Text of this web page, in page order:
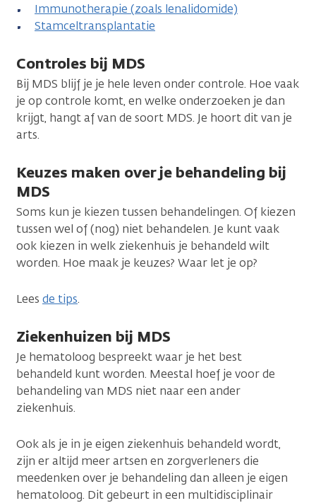
Immunotherapie (zoals lenalidomide)
Stamceltransplantatie
Controles bij MDS
Bij MDS blijf je je hele leven onder controle. Hoe vaak
je op controle komt, en welke onderzoeken je dan
krijgt, hangt af van de soort MDS. Je hoort dit van je
arts.
Keuzes maken over je behandeling bij
MDS
Soms kun je kiezen tussen behandelingen. Of kiezen
tussen wel of (nog) niet behandelen. Je kunt vaak
ook kiezen in welk ziekenhuis je behandeld wilt
worden. Hoe maak je keuzes? Waar let je op?
Lees de tips.
Ziekenhuizen bij MDS
Je hematoloog bespreekt waar je het best
behandeld kunt worden. Meestal hoef je voor de
behandeling van MDS niet naar een ander
ziekenhuis.
Ook als je in je eigen ziekenhuis behandeld wordt,
zijn er altijd meer artsen en zorgverleners die
meedenken over je behandeling dan alleen je eigen
hematoloog. Dit gebeurt in een multidisciplinair